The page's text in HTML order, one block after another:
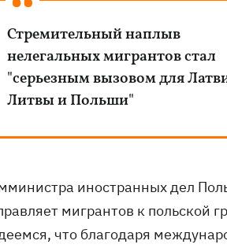
Стремительный наплыв
нелегальных мигрантов стал
"серьезным вызовом для
Литвы и Польши"
иностранных дел
мигрантов к польской
что благодаря